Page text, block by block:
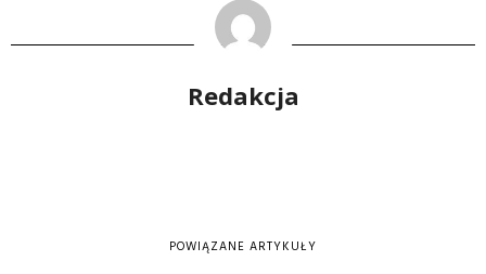
Redakcja
POWIĄZANE ARTYKUŁY